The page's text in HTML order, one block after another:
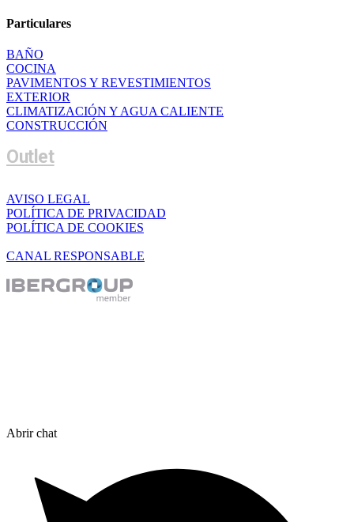
Particulares
BAÑO
COCINA
PAVIMENTOS Y REVESTIMIENTOS
EXTERIOR
CLIMATIZACIÓN Y AGUA CALIENTE
CONSTRUCCIÓN
Outlet
AVISO LEGAL
POLÍTICA DE PRIVACIDAD
POLÍTICA DE COOKIES
CANAL RESPONSABLE
Abrir chat